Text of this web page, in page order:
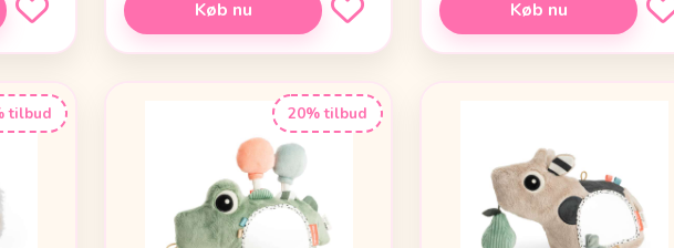
Køb nu Køb nu
tilbud 20% tilbud